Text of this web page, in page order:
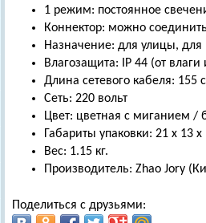
1 режим: постоянное
Коннектор: можно
Назначение: для улицы,
Влагозащита: IP 44 (от
Длина сетевого кабеля: 155
Сеть: 220 вольт
Цвет: цветная с миганием /
Габариты упаковки: 21 х 13
Вес: 1.15 кг.
Производитель: Zhao Jory
Поделиться с друзьями: